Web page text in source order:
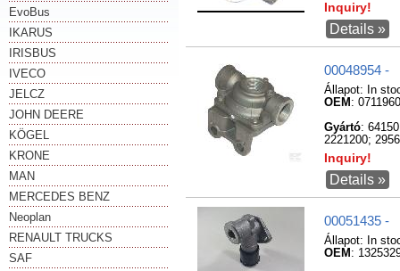
EvoBus
IKARUS
IRISBUS
IVECO
JELCZ
JOHN DEERE
KÖGEL
KRONE
MAN
MERCEDES BENZ
Neoplan
RENAULT TRUCKS
SAF
Inquiry!
Details »
00048954 -
Állapot:
In
OEM :
Gyártó:
2221200;
Inquiry!
Details »
00051435 -
Állapot:
In
OEM :